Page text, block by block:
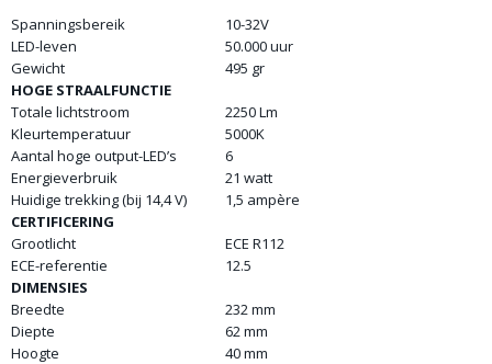
Spanningsbereik
10-32V
LED-leven
50.000 uur
Gewicht
495 gr
HOGE STRAALFUNCTIE
Totale lichtstroom
2250 Lm
Kleurtemperatuur
5000K
Aantal hoge output-LED’s
6
Energieverbruik
21 watt
Huidige trekking (bij 14,4 V)
1,5 ampère
CERTIFICERING
Grootlicht
ECE R112
ECE-referentie
12.5
DIMENSIES
Breedte
232 mm
Diepte
62 mm
Hoogte
40 mm